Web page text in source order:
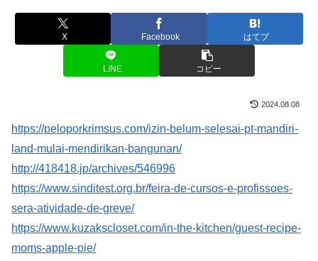
X Facebook はてブ
LINE コピー
2024.08.08
https://peloporkrimsus.com/izin-belum-selesai-pt-mandiri-
land-mulai-mendirikan-bangunan/
http://418418.jp/archives/546996
https://www.sinditest.org.br/feira-de-cursos-e-profissoes-
sera-atividade-de-greve/
https://www.kuzakscloset.com/in-the-kitchen/guest-recipe-
moms-apple-pie/